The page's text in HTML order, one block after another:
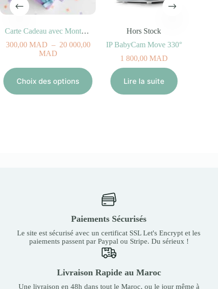
Carte Cadeau avec Montant au Choix
300,00MAD – 20 000,00
MADPlage
prix :
300,00
MAD
à
Choix des options
produit
Hors Stock
IP BabyCam Move 330°
1 800,00MAD
Lire la suite
Paiements Sécurisés
Le site est sécurisé avec un certificat SSL Let's Encrypt et les
paiements passent par Paypal ou Stripe. Du sérieux !
Livraison Rapide au Maroc
Une livraison en 48h dans tout le Maroc, ou le jour même à